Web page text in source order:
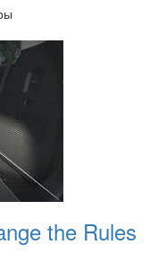
the Rules